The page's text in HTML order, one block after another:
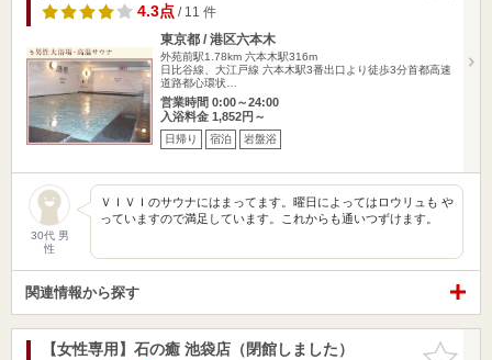
4.3点/ 11 件
東京都 / 港区六本木
外苑前駅1.78km 六本木駅316m
日比谷線、大江戸線 六本木駅3番出口より徒歩3分首都高速
道路都心環状…
営業時間 0:00～24:00
入浴料金 1,852円～
日帰り 宿泊 岩盤浴
30代 男
性
ＶＩＶＩのサウナにはまってます。曜日によってはロウリュも や
っていますので満足しています。これからも通いつずけます。
関連情報から探す
お気に入
【女性専用】石の癒 池袋店（閉館しました）